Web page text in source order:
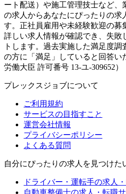
ート配送）や施工管理技士など、
の求人からあなたにぴったりの求
す。正社員雇用や未経験歓迎の募
詳しい求人情報が確認でき、失敗
トします。過去実施した満足度
の方に「満足」していると回答い
労働大臣 許可番号 13-ユ-309652）
プレックスジョブについて
ご利用規約
サービスの目指すこと
運営会社情報
プライバシーポリシー
よくある質問
自分にぴったりの求人を見つけた
ドライバー・運転手の求人